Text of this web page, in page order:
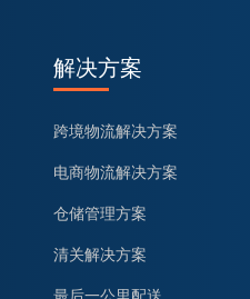
解决方案
跨境物流解决方案
电商物流解决方案
仓储管理方案
清关解决方案